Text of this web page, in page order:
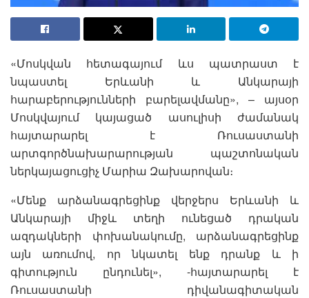
«Մոսկվան հետագայում ևս պատրաստ է
նպաստել Երևանի և Անկարայի
հարաբերությունների բարելավմանը», – այսօր
Մոսկվայում կայացած ասուլիսի ժամանակ
հայտարարել է Ռուսաստանի
արտգործնախարարության պաշտոնական
ներկայացուցիչ Մարիա Զախարովան։
«Մենք արձանագրեցինք վերջերս Երևանի և
Անկարայի միջև տեղի ունեցած դրական
ազդակների փոխանակումը, արձանագրեցինք
այն առումով, որ նկատել ենք դրանք և ի
գիտություն ընդունել», -հայտարարել է
Ռուսաստանի դիվանագիտական